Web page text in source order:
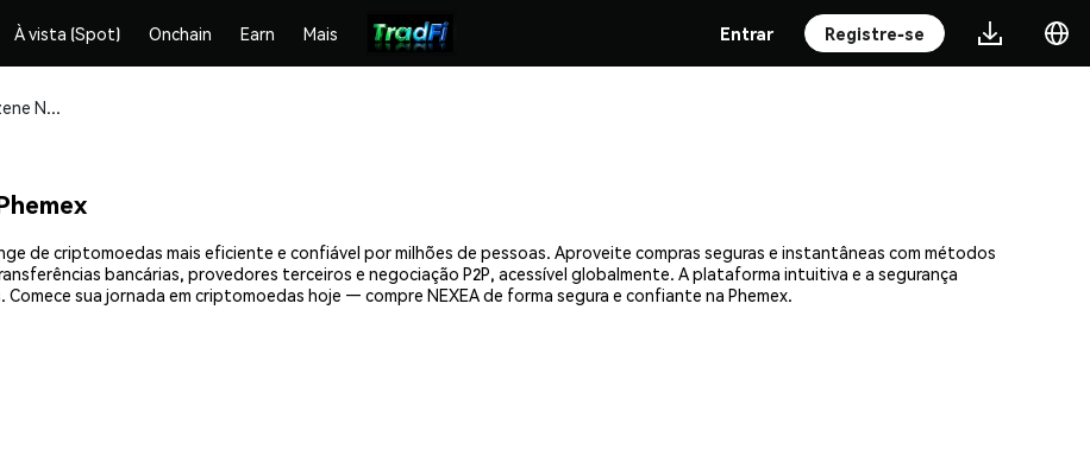
À vista (Spot) Onchain Earn Mais Entrar Registre-se
Compre e armazene NEXEA (NEXEA) com segurança
de criptomoedas mais eficiente e confiável por milhões de pessoas. Aproveite compras seguras e instantâneas com métodos
bancárias, provedores terceiros e negociação P2P, acessível globalmente. A plataforma intuitiva e a segurança
Comece sua jornada em criptomoedas hoje — compre NEXEA de forma segura e confiante na Phemex.